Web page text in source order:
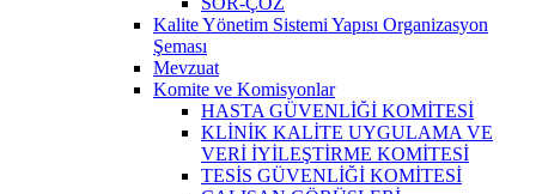
Kalite Yönetim Sistemi Yapısı Organizasyon
Şeması
Mevzuat
Komite ve Komisyonlar
HASTA GÜVENLİĞİ KOMİTESİ
KLİNİK KALİTE UYGULAMA VE
VERİ İYİLEŞTİRME KOMİTESİ
TESİS GÜVENLİĞİ KOMİTESİ